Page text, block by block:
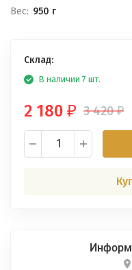
Вес: 950 г
Склад:
В наличии 7 шт.
2 180 ₽ 3 420₽